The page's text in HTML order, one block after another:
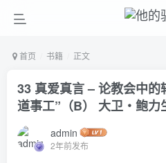
首页 书籍 正文
33 真爱真言 – 论教会中
道事工”（B） 大卫‧鲍力
admin
2年前发布